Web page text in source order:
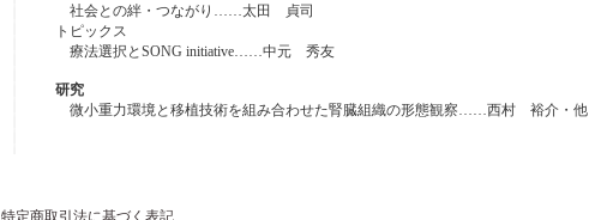
社会との絆・つながり……太田 貞司
トピックス
療法選択とSONG initiative……中元 秀友
研究
微小重力環境と移植技術を組み合わせた腎臓組織の形態観察……西村 裕介・他
特定商取引法に基づく表記